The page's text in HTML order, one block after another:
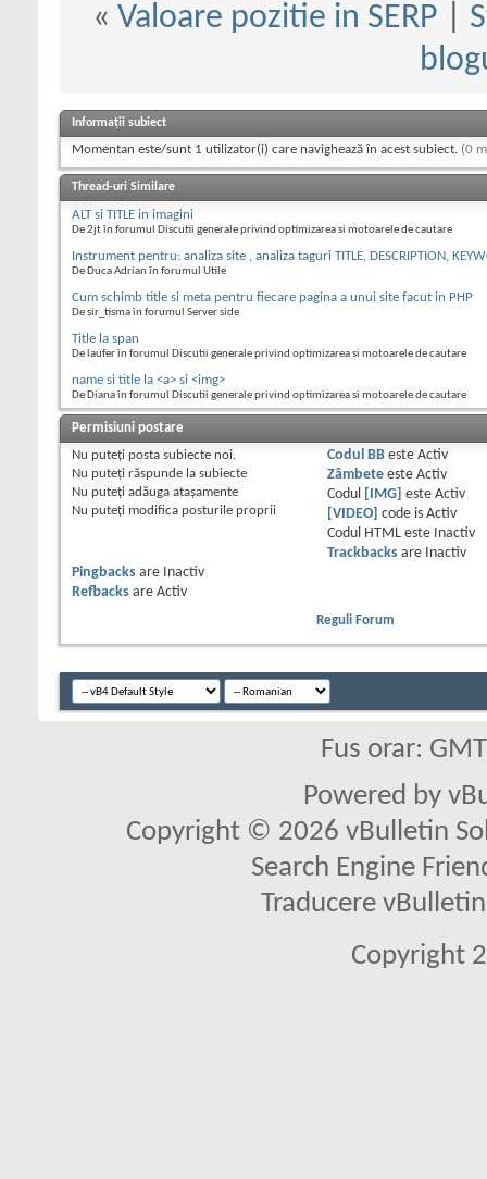
« Valoare pozitie in SERP
Informații subiect
Momentan este/sunt 1 utilizator(i) care navighează în acest subiect. (0
Thread-uri Similare
ALT si TITLE in imagini
De 2jt în forumul Discutii generale privind optimizarea si motoarele de cautare
Instrument pentru: analiza site , analiza taguri TITLE, DESCRIPTION,
De Duca Adrian în forumul Utile
Cum schimb title si meta pentru fiecare pagina a unui site facut in PHP
De sir_tisma în forumul Server side
Title la span
De laufer în forumul Discutii generale privind optimizarea si motoarele de cautare
name si title la <a> si <img>
De Diana în forumul Discutii generale privind optimizarea si motoarele de cautare
Permisiuni postare
Nu puteţi posta subiecte noi.
Nu puteţi răspunde la subiecte
Nu puteţi adăuga ataşamente
Nu puteţi modifica posturile proprii
Codul BBeste Activ
Zâmbeteeste Activ
Codul
[IMG] este Activ
[VIDEO]
code is Activ
Codul HTML este
Inactiv
Trackbacksare
Inactiv
Pingbacks are
Inactiv
Refbacks are Activ
Reguli Forum
Fus orar:
Powered by
Copyright © 2026 vBulletin
Search Engine
Traducere
Copyright